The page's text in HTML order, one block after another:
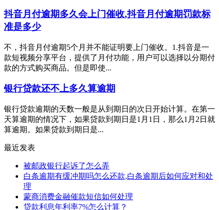
抖音月付逾期多久会上门催收,抖音月付逾期罚款标
准是多少
不，抖音月付逾期5个月并不能证明要上门催收。1.抖音是一
款短视频分享平台，提供了月付功能，用户可以选择以分期付
款的方式购买商品。但是即使...
银行贷款还不上多久算逾期
银行贷款逾期的天数一般是从到期日的次日开始计算。在第一
天算逾期的情况下，如果贷款到期日是1月1日，那么1月2日就
算逾期。如果贷款到期日是...
最近发表
被邮政银行起诉了怎么弄
白条逾期有缓冲期吗怎么还款,白条逾期后如何应对和处
理
蒙商消费金融催款短信如何处理
贷款利息年利率7%怎么计算？